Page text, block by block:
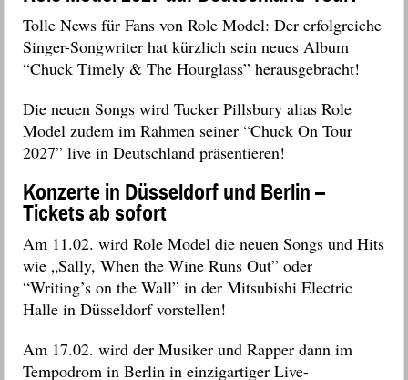
Tolle News für Fans von Role Model: Der erfolgreiche
Singer-Songwriter hat kürzlich sein neues Album
“Chuck Timely & The Hourglass” herausgebracht!
Die neuen Songs wird Tucker Pillsbury alias Role
Model zudem im Rahmen seiner “Chuck On Tour
2027” live in Deutschland präsentieren!
Konzerte in Düsseldorf und Berlin –
Tickets ab sofort
Am 11.02. wird Role Model die neuen Songs und Hits
wie „Sally, When the Wine Runs Out” oder
“Writing’s on the Wall” in der Mitsubishi Electric
Halle in Düsseldorf vorstellen!
Am 17.02. wird der Musiker und Rapper dann im
Tempodrom in Berlin in einzigartiger Live-